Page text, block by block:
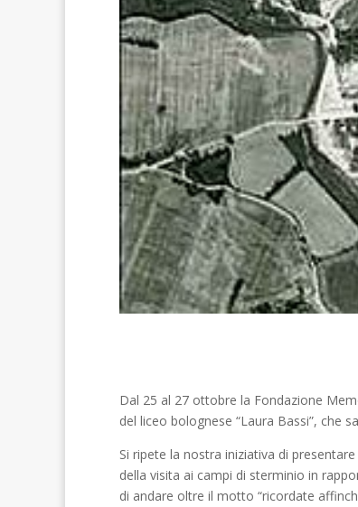
Dal 25 al 27 ottobre la Fondazione
del liceo bolognese “Laura Bassi”, che
Si ripete la nostra iniziativa di
della visita ai campi di sterminio in
di andare oltre il motto “ricordate